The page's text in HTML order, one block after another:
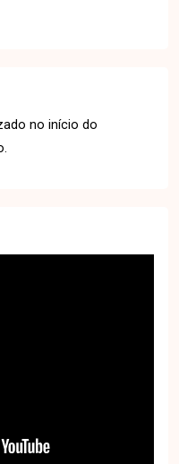
no início do